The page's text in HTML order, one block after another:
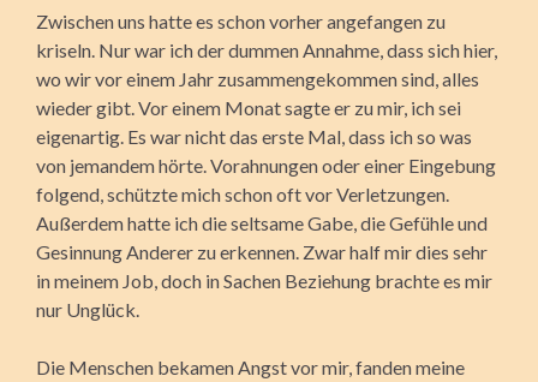
Zwischen uns hatte es schon vorher angefangen zu
kriseln. Nur war ich der dummen Annahme, dass sich hier,
wo wir vor einem Jahr zusammengekommen sind, alles
wieder gibt. Vor einem Monat sagte er zu mir, ich sei
eigenartig. Es war nicht das erste Mal, dass ich so was
von jemandem hörte. Vorahnungen oder einer Eingebung
folgend, schützte mich schon oft vor Verletzungen.
Außerdem hatte ich die seltsame Gabe, die Gefühle und
Gesinnung Anderer zu erkennen. Zwar half mir dies sehr
in meinem Job, doch in Sachen Beziehung brachte es mir
nur Unglück.
Die Menschen bekamen Angst vor mir, fanden meine